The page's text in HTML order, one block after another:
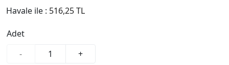
Havale ile : 516,25 TL
Adet
-
+